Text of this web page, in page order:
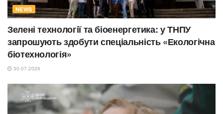
NEWS
Зелені технології та біоенергетика: у ТНПУ
запрошують здобути спеціальність «Екологічна
біотехнологія»
30.07.2026